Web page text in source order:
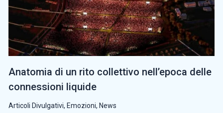
Anatomia di un rito collettivo nell’epoca delle
connessioni liquide
Articoli Divulgativi, Emozioni, News